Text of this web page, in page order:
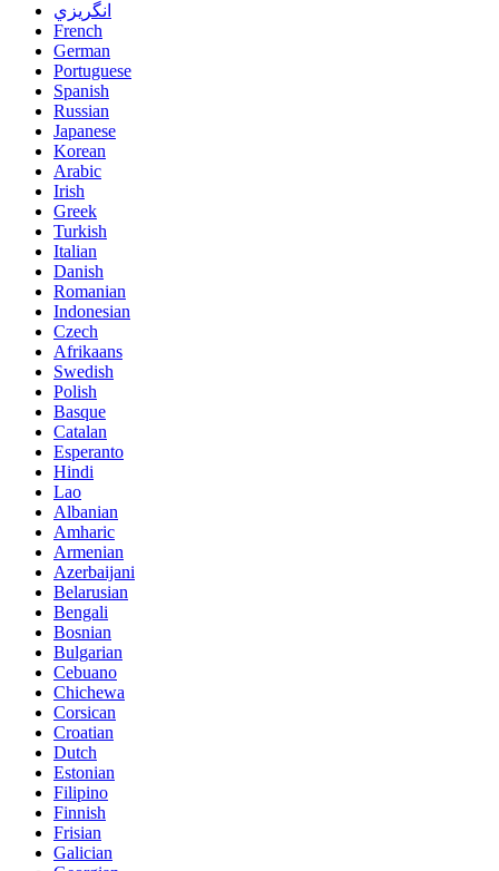
انگريزي
French
German
Portuguese
Spanish
Russian
Japanese
Korean
Arabic
Irish
Greek
Turkish
Italian
Danish
Romanian
Indonesian
Czech
Afrikaans
Swedish
Polish
Basque
Catalan
Esperanto
Hindi
Lao
Albanian
Amharic
Armenian
Azerbaijani
Belarusian
Bengali
Bosnian
Bulgarian
Cebuano
Chichewa
Corsican
Croatian
Dutch
Estonian
Filipino
Finnish
Frisian
Galician